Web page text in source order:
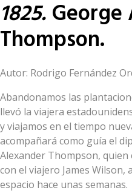
1825.
Thompson.
Autor: Rodrigo Fernández
Abandonamos las
llevó la viajera
y viajamos en el tiempo
acompañará como guía el
Alexander Thompson,
con el viajero James Wilson,
espacio hace unas semanas.